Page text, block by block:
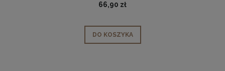
66,90 zł
DO KOSZYKA